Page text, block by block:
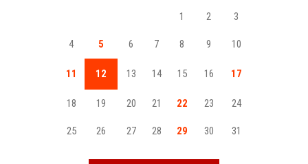
1 2 3
4 5 6 7 8 9 10
11 12 13 14 15 16 17
18 19 20 21 22 23 24
25 26 27 28 29 30 31